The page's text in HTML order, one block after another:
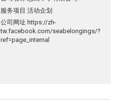
服务项目 活动企划
公司网址 https://zh-
tw.facebook.com/seabelongings/?
ref=page_internal